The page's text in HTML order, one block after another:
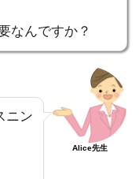
なんですか？
ニン
Alice先生